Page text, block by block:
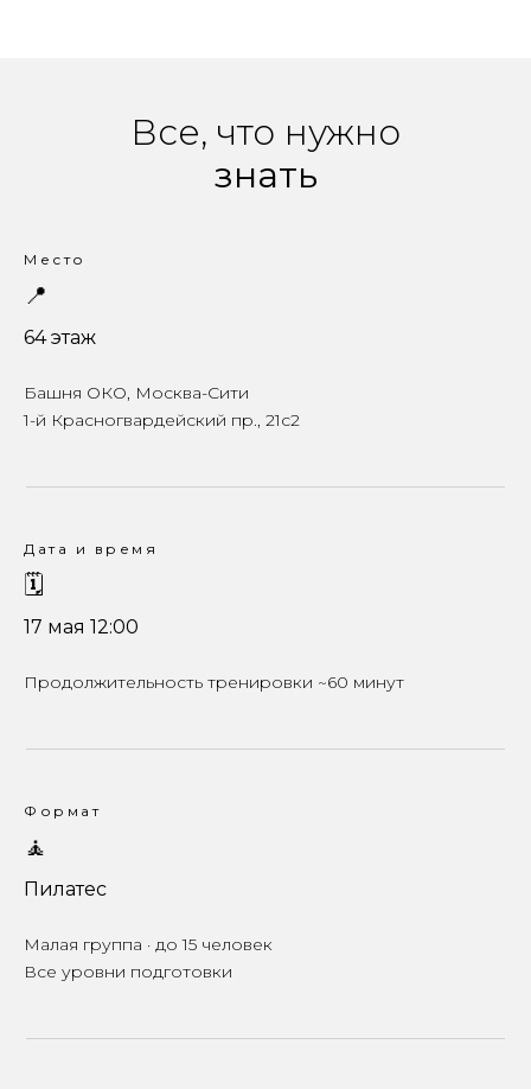
Все, что нужно
знать
Место
📍
64 этаж
Башня ОКО, Москва-Сити
1-й Красногвардейский пр., 21с2
Дата и время
🗓
17 мая 12:00
Продолжительность тренировки ~60 минут
Формат
🧘
Пилатес
Малая группа · до 15 человек
Все уровни подготовки